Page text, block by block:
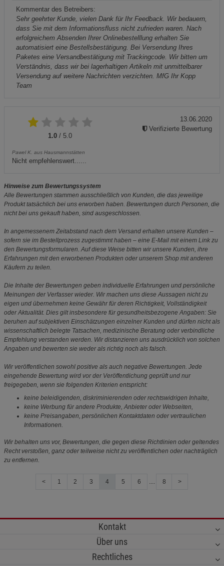
Kommentar des Betreibers:
Sehr geehrter Kunde, vielen Dank für Ihr Feedback. Wir bedauern,
dass Sie mit dem Informationsfluss nicht zufrieden waren. Nach
erfolgreichem Absenden Ihrer Onlinebestelllung erhalten Sie
automatisiert eine Bestellsbestätigung. Bei Versendung Ihres
Paketes eine Versandbestätigung mit Trackingcode. Wir bitten um
Verständnis, dass wir bei lagerhaltigen Artikeln mit unmittelbarer
Versendung auf weitere Nachrichten verzichten. MfG Ihr Kopp
Team
1.0 / 5.0
Pawel K. aus Hausmannstätten
Nicht empfehlenswert......
13.06.2020
Verifizierte Bewertung
Hinweise zum Bewertungssystem
Alle Bewertungen stammen ausschließlich von Kunden, die das jeweilige
Produkt tatsächlich bei uns erworben haben. Bewertungen durch Personen, die
nicht bei uns gekauft haben, sind ausgeschlossen.
In angemessenem Zeitabstand nach dem Versand erhalten unsere Kunden –
sofern sie im Bestellprozess zugestimmt haben – eine E-Mail mit einem Link zu
den Bewertungsformularen. Auf diese Weise bitten wir unsere Kunden, ihre
Erfahrungen mit den erworbenen Produkten oder unserem Shop mit anderen
Käufern zu teilen.
Die Inhalte der Bewertungen geben individuelle Erfahrungen und persönliche
Meinungen der Verfasser wieder. Wir machen uns diese Aussagen nicht zu
eigen und übernehmen keine Gewähr für deren Richtigkeit, Vollständigkeit
oder Aktualität. Dies gilt insbesondere für gesundheitsbezogene Angaben: Sie
beruhen auf subjektiven Einschätzungen einzelner Kunden und dürfen nicht als
wissenschaftlich belegte Tatsachen, medizinische Beratung oder verbindliche
Empfehlung verstanden werden. Wir distanzieren uns ausdrücklich von solchen
Angaben und bewerten sie weder als richtig noch als falsch.
Wir veröffentlichen sowohl positive als auch negative Bewertungen. Jede
eingehende Bewertung wird vor der Veröffentlichung geprüft und nur
freigegeben, wenn sie folgenden Kriterien entspricht:
keine beleidigenden, diskriminierenden oder rechtswidrigen Inhalte,
keine Werbung für andere Produkte, Anbieter oder Webseiten,
keine Preisangaben, persönlichen Kontaktdaten oder vertraulichen
Informationen.
Wir behalten uns vor, Bewertungen, die gegen diese Richtlinien oder geltendes
Recht verstoßen, ganz oder teilweise nicht zu veröffentlichen oder nachträglich
zu entfernen.
< 1 2 3 4 5 6 .... 8 >
Kontakt
Über uns
Rechtliches